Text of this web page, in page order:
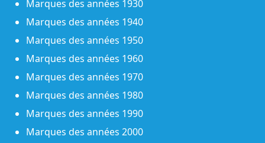
Marques des années 1930
Marques des années 1940
Marques des années 1950
Marques des années 1960
Marques des années 1970
Marques des années 1980
Marques des années 1990
Marques des années 2000